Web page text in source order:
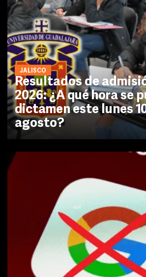
JALISCO
Resultados de
2026: ¿A qué hora se
dictamen este lunes
agosto?